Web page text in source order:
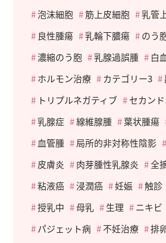
泡沫細胞
筋上皮細胞
乳管
良性腫瘍
乳輪下膿瘍 のう
濃縮のう胞
乳腺過誤腫 白
ホルモン治療
カテゴリー3
トリプルネガティブ
セカン
乳腺症
線維腺腫 葉状腫瘍
血管腫
局所的非対称性陰影
皮膚炎
肉芽腫性乳腺炎 全
粘液癌
浸潤癌 妊娠 触診
授乳中
母乳 生理 ニキビ
パジェット病
不妊治療
排